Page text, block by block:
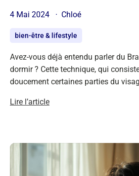
4 Mai 2024 Chloé
bien-être & lifestyle
Avez-vous déjà entendu parler du
dormir ? Cette technique, qui
doucement certaines parties du
Lire l’article